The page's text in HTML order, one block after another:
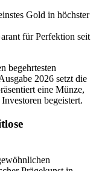
Gold in höchster
für Perfektion seit
begehrtesten
2026 setzt die
eine Münze,
begeistert.